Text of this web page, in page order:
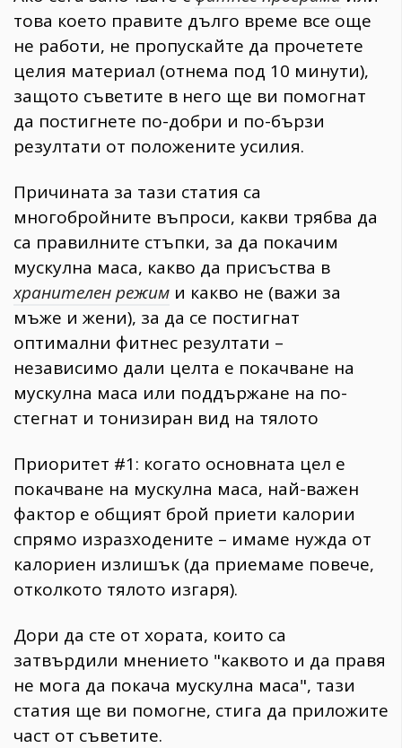
това което правите дълго време все още
не работи, не пропускайте да прочетете
целия материал (отнема под 10 минути),
защото съветите в него ще ви помогнат
да постигнете по-добри и по-бързи
резултати от положените усилия.
Причината за тази статия са
многобройните въпроси, какви трябва да
са правилните стъпки, за да покачим
мускулна маса, какво да присъства в
хранителен режим и какво не (важи за
мъже и жени), за да се постигнат
оптимални фитнес резултати –
независимо дали целта е покачване на
мускулна маса или поддържане на по-
стегнат и тонизиран вид на тялото
Приоритет #1: когато основната цел е
покачване на мускулна маса, най-важен
фактор е общият брой приети калории
спрямо изразходените – имаме нужда от
калориен излишък (да приемаме повече,
отколкото тялото изгаря).
Дори да сте от хората, които са
затвърдили мнението "каквото и да правя
не мога да покача мускулна маса", тази
статия ще ви помогне, стига да приложите
част от съветите.